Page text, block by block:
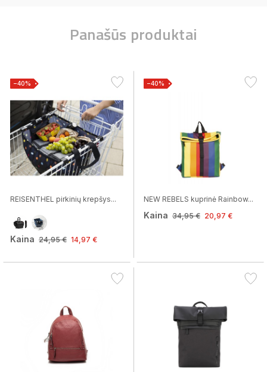
Panašūs produktai
−40%
REISENTHEL pirkinių krepšys...
Kaina 24,95 € 14,97 €
−40%
NEW REBELS kuprinė Rainbow...
Kaina 34,95 € 20,97 €